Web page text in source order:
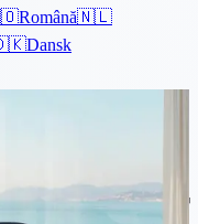
Română🇳🇱
Dansk
voor